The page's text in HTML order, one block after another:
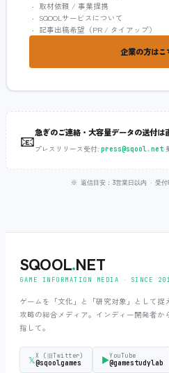
取材依頼 / 事業提携
SQOOLサービスについて
記事出稿希望（PR / タイアップ）
企業の方は
📧急ぎのご連絡・大容量データの送付は
プレスリリース受付: press@sqool.net
※ 返信目安：3営業日以内 ‧ 受
SQOOL.NET
GAME INFORMATION MEDIA ‧ SINCE
ゲームを「文化」と「研究対象」として捉
攻略の総合メディア。インディー開発者か
指して。
𝕏X (旧Twitter)
@sqoolgames ▶YouTube
@gamestudylab